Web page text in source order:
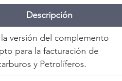
Descripción
versión del complemento
para la facturación de
y Petrolíferos.